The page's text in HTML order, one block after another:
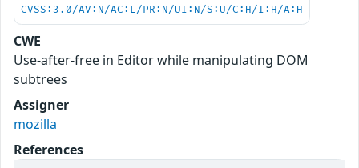
CVSS:3.0/AV:N/AC:L/PR:N/UI:N/S:U/C:H/I:H/A:H
CWE
Use-after-free in Editor while manipulating DOM
subtrees
Assigner
mozilla
References